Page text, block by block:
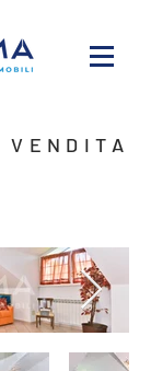
VENDITA